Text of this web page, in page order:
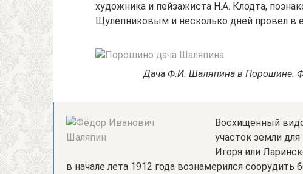
художника и пейзажиста Н.А. Клодта,
Щулепниковым и несколько дней провел в
Дача Ф.И. Шаляпина в Порошине.
Восхищенный
участок земли
Игоря или
в начале лета 1912 года вознамерился